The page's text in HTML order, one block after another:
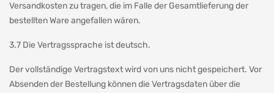
Versandkosten zu tragen, die im Falle der Gesamtlieferung der
bestellten Ware angefallen wären.
3.7 Die Vertragssprache ist deutsch.
Der vollständige Vertragstext wird von uns nicht gespeichert. Vor
Absenden der Bestellung können die Vertragsdaten über die